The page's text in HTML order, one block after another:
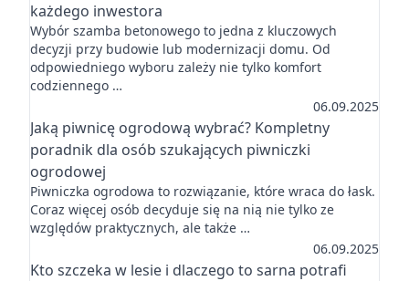
każdego inwestora
Wybór szamba betonowego to jedna z kluczowych
decyzji przy budowie lub modernizacji domu. Od
odpowiedniego wyboru zależy nie tylko komfort
codziennego …
06.09.2025
Jaką piwnicę ogrodową wybrać? Kompletny
poradnik dla osób szukających piwniczki
ogrodowej
Piwniczka ogrodowa to rozwiązanie, które wraca do łask.
Coraz więcej osób decyduje się na nią nie tylko ze
względów praktycznych, ale także …
06.09.2025
Kto szczeka w lesie i dlaczego to sarna potrafi